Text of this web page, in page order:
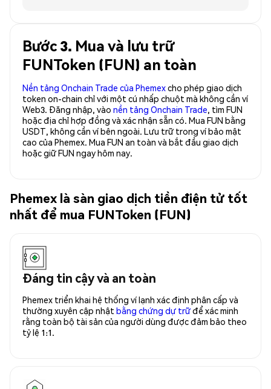
Bước 3. Mua và lưu trữ
FUNToken (FUN) an toàn
Nền tảng Onchain Trade của Phemexcho phép giao dịch
token on-chain chỉ với một cú nhấp chuột mà không cần ví
Web3. Đăng nhập, vào nền tảng Onchain Trade, tìm FUN
hoặc địa chỉ hợp đồng và xác nhận sẵn có. Mua FUN bằng
USDT, không cần ví bên ngoài. Lưu trữ trong ví bảo mật
cao của Phemex. Mua FUN an toàn và bắt đầu giao dịch
hoặc giữ FUN ngay hôm nay.
Phemex là sàn giao dịch tiền điện tử tốt
nhất để mua FUNToken (FUN)
Đáng tin cậy và an toàn
Phemex triển khai hệ thống ví lạnh xác định phân cấp và
thường xuyên cập nhật bằng chứng dự trữđể xác minh
rằng toàn bộ tài sản của người dùng được đảm bảo theo
tỷ lệ 1:1.